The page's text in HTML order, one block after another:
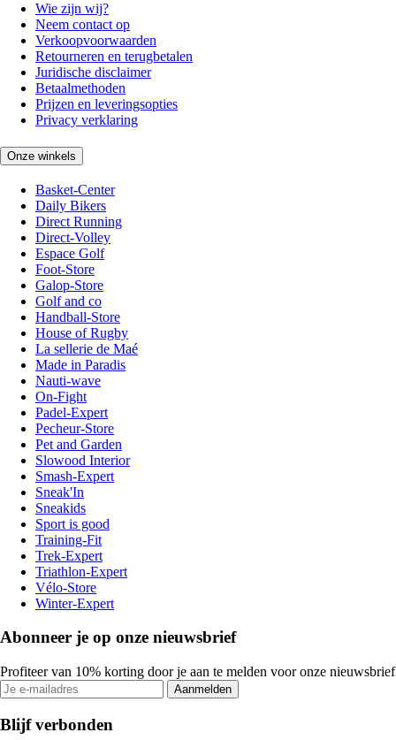
Wie zijn wij?
Neem contact op
Verkoopvoorwaarden
Retourneren en terugbetalen
Juridische disclaimer
Betaalmethoden
Prijzen en leveringsopties
Privacy verklaring
Onze winkels
Basket-Center
Daily Bikers
Direct Running
Direct-Volley
Espace Golf
Foot-Store
Galop-Store
Golf and co
Handball-Store
House of Rugby
La sellerie de Maé
Made in Paradis
Nauti-wave
On-Fight
Padel-Expert
Pecheur-Store
Pet and Garden
Slowood Interior
Smash-Expert
Sneak'In
Sneakids
Sport is good
Training-Fit
Trek-Expert
Triathlon-Expert
Vélo-Store
Winter-Expert
Abonneer je op onze nieuwsbrief
Profiteer van 10% korting door je aan te melden voor onze nieuwsbrief
Aanmelden
Blijf verbonden